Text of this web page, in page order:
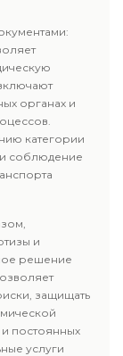
органах и
категории
и соблюдение
и
решение
защищать
постоянных
услуги